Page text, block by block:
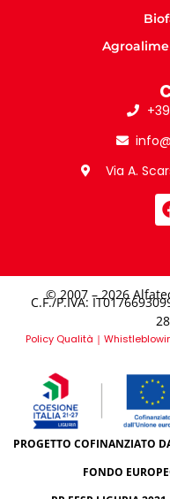
Via A.
© 2007 – 2026
C.F./P.IVA:
Policy Qualità |
PROGETTO COFINANZIATO
FONDO